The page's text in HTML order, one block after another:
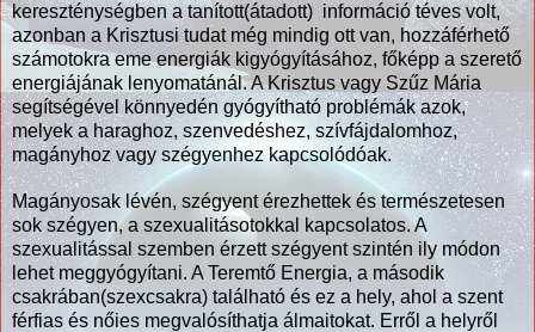
kereszténységben a tanított(átadott) információ téves volt,
azonban a Krisztusi tudat még mindig ott van, hozzáférhető
számotokra eme energiák kigyógyításához, főképp a szerető
energiájának lenyomatánál. A Krisztus vagy Szűz Mária
segítségével könnyedén gyógyítható problémák azok,
melyek a haraghoz, szenvedéshez, szívfájdalomhoz,
magányhoz vagy szégyenhez kapcsolódóak.
Magányosak lévén, szégyent érezhettek és természetesen
sok szégyen, a szexualitásotokkal kapcsolatos. A
szexualitással szemben érzett szégyent szintén ily módon
lehet meggyógyítani. A Teremtő Energia, a második
csakrában(szexcsakra) található és ez a hely, ahol a szent
férfias és nőies megvalósíthatja álmaitokat. Erről a helyről